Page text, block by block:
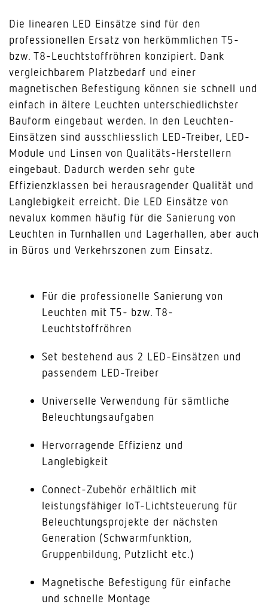
Die linearen LED Einsätze sind für den
professionellen Ersatz von herkömmlichen T5-
bzw. T8-Leuchtstoffröhren konzipiert. Dank
vergleichbarem Platzbedarf und einer
magnetischen Befestigung können sie schnell und
einfach in ältere Leuchten unterschiedlichster
Bauform eingebaut werden. In den Leuchten-
Einsätzen sind ausschliesslich LED-Treiber, LED-
Module und Linsen von Qualitäts-Herstellern
eingebaut. Dadurch werden sehr gute
Effizienzklassen bei herausragender Qualität und
Langlebigkeit erreicht. Die LED Einsätze von
nevalux kommen häufig für die Sanierung von
Leuchten in Turnhallen und Lagerhallen, aber auch
in Büros und Verkehrszonen zum Einsatz.
Für die professionelle Sanierung von
Leuchten mit T5- bzw. T8-
Leuchtstoffröhren
Set bestehend aus 2 LED-Einsätzen und
passendem LED-Treiber
Universelle Verwendung für sämtliche
Beleuchtungsaufgaben
Hervorragende Effizienz und
Langlebigkeit
Connect-Zubehör erhältlich mit
leistungsfähiger IoT-Lichtsteuerung für
Beleuchtungsprojekte der nächsten
Generation (Schwarmfunktion,
Gruppenbildung, Putzlicht etc.)
Magnetische Befestigung für einfache
und schnelle Montage